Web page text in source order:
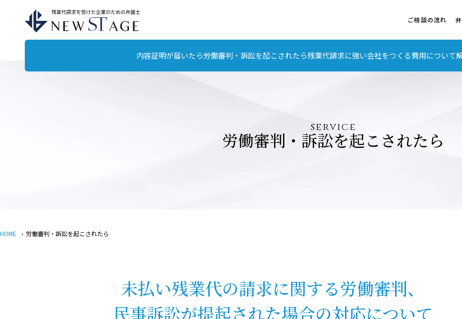
ご相談の流れ
内容証明が届いたら労働審判・訴訟を起こされたら残業代請求に強い会社をつくる費用について
service
労働審判・訴訟を起こされたら
HOME › 労働審判・訴訟を起こされたら
未払い残業代の請求に関する労働審判、
民事訴訟が提起された場合の対応について